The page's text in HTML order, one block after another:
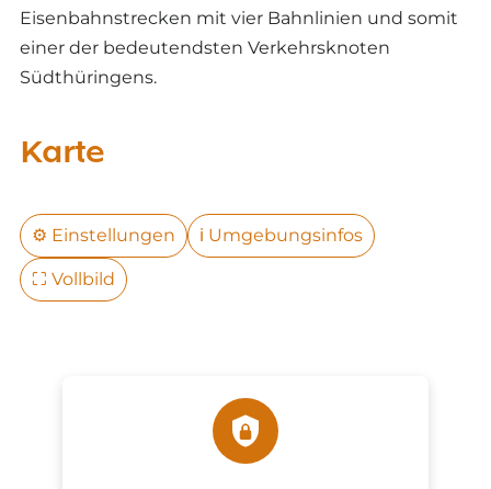
Eisenbahnstrecken mit vier Bahnlinien und somit
einer der bedeutendsten Verkehrsknoten
Südthüringens.
Karte
⚙️ Einstellungen ℹ️ Umgebungsinfos
⛶ Vollbild